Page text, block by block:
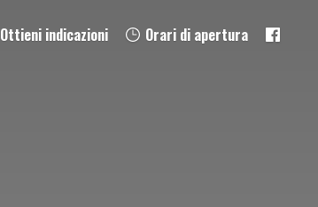
Ottieni indicazioni Orari di apertura